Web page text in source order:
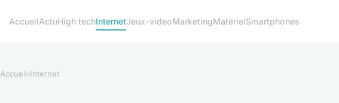
AccueilActuHigh techInternetJeux-videoMarketingMatérielSmartphones
Accueil›Internet